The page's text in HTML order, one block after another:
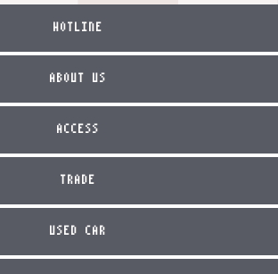
HOTLINE
ABOUT US
ACCESS
TRADE
USED CAR